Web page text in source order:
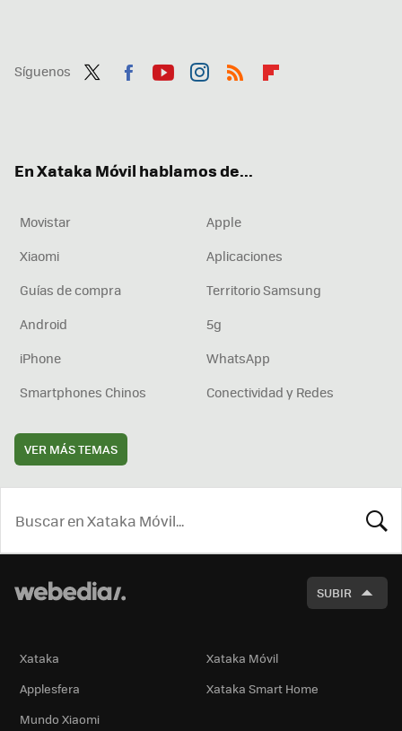
Síguenos
En Xataka Móvil hablamos de...
Movistar
Apple
Xiaomi
Aplicaciones
Guías de compra
Territorio Samsung
Android
5g
iPhone
WhatsApp
Smartphones Chinos
Conectividad y Redes
VER MÁS TEMAS
SUBIR
Xataka
Xataka Móvil
Applesfera
Xataka Smart Home
Mundo Xiaomi